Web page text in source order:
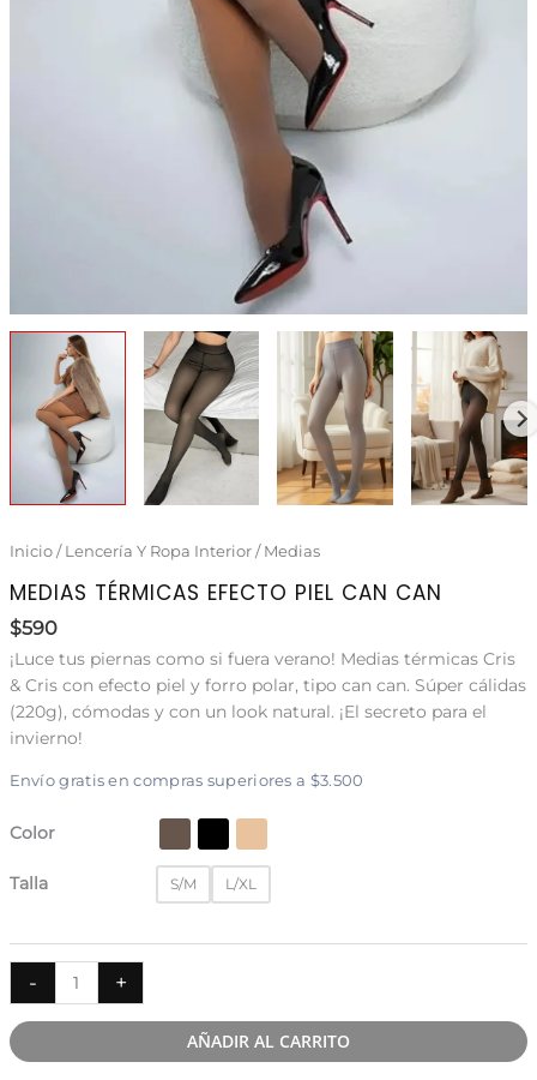
Inicio/ Lencería Y Ropa Interior/ Medias
MEDIAS TÉRMICAS EFECTO PIEL CAN CAN
$590
¡Luce tus piernas como si fuera verano! Medias térmicas Cris
& Cris con efecto piel y forro polar, tipo can can. Súper cálidas
(220g), cómodas y con un look natural. ¡El secreto para el
invierno!
Envío gratis en compras superiores a $3.500
Color
Talla S/M L/XL
-
térmicas
efecto
piel
+
AÑADIR AL CARRITO